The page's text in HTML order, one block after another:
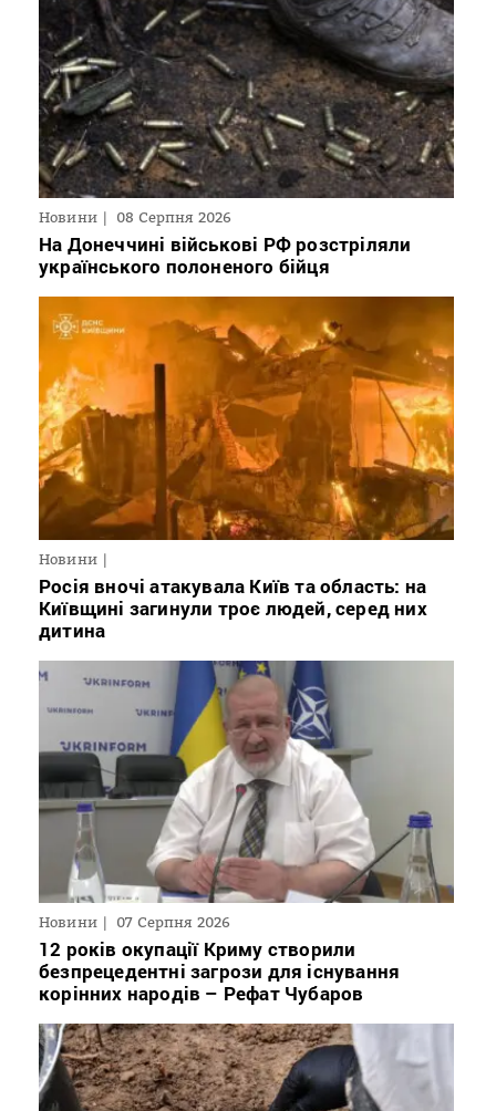
Новини 08 Серпня 2026
На Донеччині військові РФ розстріляли
українського полоненого бійця
Новини
Росія вночі атакувала Київ та область: на
Київщині загинули троє людей, серед них
дитина
Новини 07 Серпня 2026
12 років окупації Криму створили
безпрецедентні загрози для існування
корінних народів – Рефат Чубаров